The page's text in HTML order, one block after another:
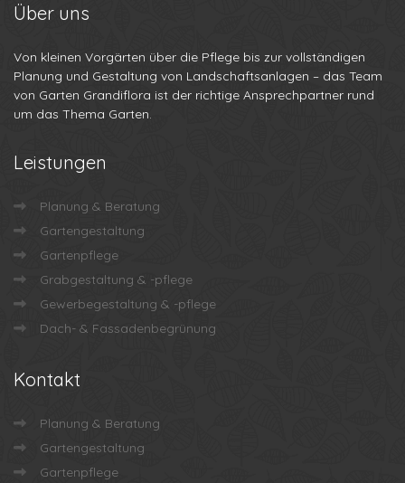
Über uns
Von kleinen Vorgärten über die Pflege bis zur vollständigen
Planung und Gestaltung von Landschaftsanlagen – das Team
von Garten Grandiflora ist der richtige Ansprechpartner rund
um das Thema Garten.
Leistungen
Planung & Beratung
Gartengestaltung
Gartenpflege
Grabgestaltung & -pflege
Gewerbegestaltung & -pflege
Dach- & Fassadenbegrünung
Kontakt
Planung & Beratung
Gartengestaltung
Gartenpflege